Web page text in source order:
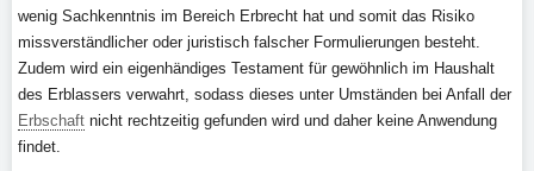
wenig Sachkenntnis im Bereich Erbrecht hat und somit das Risiko
missverständlicher oder juristisch falscher Formulierungen besteht.
Zudem wird ein eigenhändiges Testament für gewöhnlich im Haushalt
des Erblassers verwahrt, sodass dieses unter Umständen bei Anfall der
Erbschaft nicht rechtzeitig gefunden wird und daher keine Anwendung
findet.